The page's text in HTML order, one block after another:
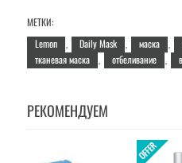
МЕТКИ:
Lemon
Daily Mask маска
тканевая маска отбеливание
РЕКОМЕНДУЕМ